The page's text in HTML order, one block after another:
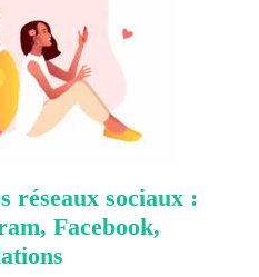
réseaux sociaux :
Facebook,